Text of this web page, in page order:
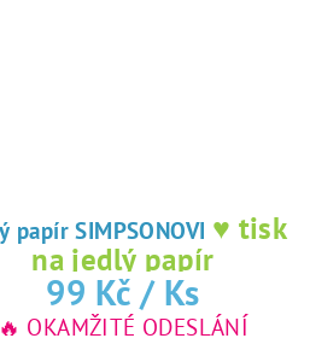
Jedlý papír SIMPSONOVI ♥ tisk
na jedlý papír
99 Kč / Ks
🔥 OKAMŽITÉ ODESLÁNÍ